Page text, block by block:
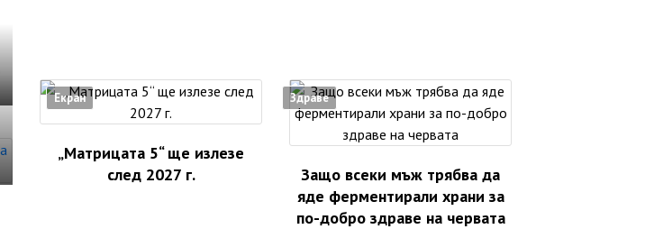
Екран
„Матрицата 5“ ще излезе
след 2027 г.
Здраве
Защо всеки мъж трябва да
яде ферментирали храни за
по-добро здраве на червата